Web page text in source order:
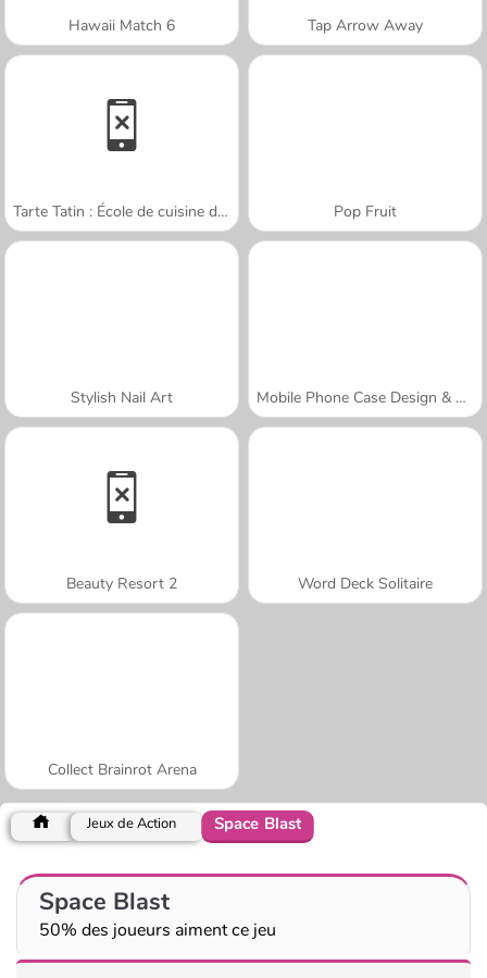
Hawaii Match 6 Tap Arrow Away
Tarte Tatin : École de cuisine de Sara Pop Fruit
Stylish Nail Art Mobile Phone Case Design & DIY
Beauty Resort 2 Word Deck Solitaire
Collect Brainrot Arena
Jeux de Action Space Blast
Space Blast
50% des joueurs aiment ce jeu